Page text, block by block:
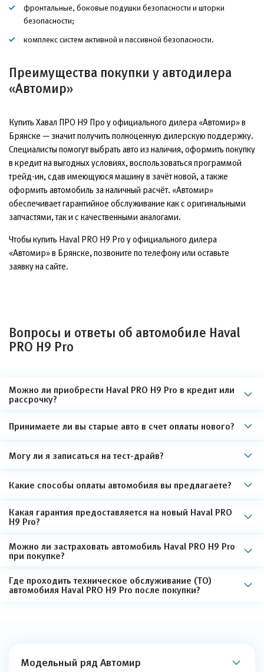
фронтальные, боковые подушки безопасности и шторки
безопасности;
комплекс систем активной и пассивной безопасности.
Преимущества покупки у автодилера
«Автомир»
Купить Хавал ПРО Н9 Про у официального дилера «Автомир» в
Брянске — значит получить полноценную дилерскую поддержку.
Специалисты помогут выбрать авто из наличия, оформить покупку
в кредит на выгодных условиях, воспользоваться программой
трейд-ин, сдав имеющуюся машину в зачёт новой, а также
оформить автомобиль за наличный расчёт. «Автомир»
обеспечивает гарантийное обслуживание как с оригинальными
запчастями, так и с качественными аналогами.
Чтобы купить Haval PRO H9 Pro у официального дилера
«Автомир» в Брянске, позвоните по телефону или оставьте
заявку на сайте.
Вопросы и ответы об автомобиле Haval
PRO H9 Pro
Можно ли приобрести Haval PRO H9 Pro в кредит или
рассрочку?
Принимаете ли вы старые авто в счет оплаты нового?
Могу ли я записаться на тест-драйв?
Какие способы оплаты автомобиля вы предлагаете?
Какая гарантия предоставляется на новый Haval PRO
H9 Pro?
Можно ли застраховать автомобиль Haval PRO H9 Pro
при покупке?
Где проходить техническое обслуживание (ТО)
автомобиля Haval PRO H9 Pro после покупки?
Модельный ряд Автомир